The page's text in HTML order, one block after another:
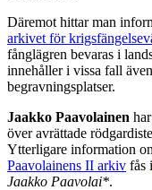
Däremot hittar man
arkivet för
fånglägren bevaras i
innehåller i vissa fall
begravningsplatser.
Jaakko Paavolainen
över avrättade
Ytterligare information
Paavolainens II arkiv fås i
Jaakko Paavolai*.